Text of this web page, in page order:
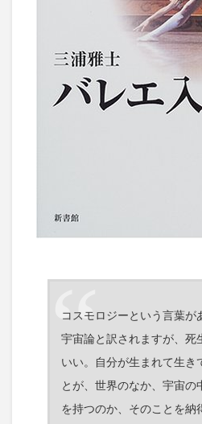
コスモロジーという言葉が
宇宙論と訳されますが、死
いい。自分が生まれて生き
とが、世界のなか、宇宙の
を持つのか、そのことを納